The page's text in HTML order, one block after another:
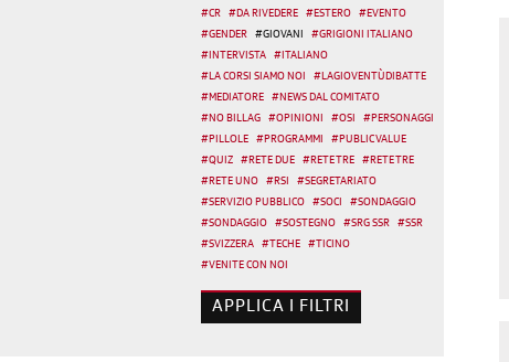
#CR #DA RIVEDERE #ESTERO #EVENTO
#GENDER #GIOVANI #GRIGIONI ITALIANO
#INTERVISTA #ITALIANO
#LA CORSI SIAMO NOI #LAGIOVENTÙDIBATTE
#MEDIATORE #NEWS DAL COMITATO
#NO BILLAG #OPINIONI #OSI #PERSONAGGI
#PILLOLE #PROGRAMMI #PUBLIC VALUE
#QUIZ #RETE DUE #RETE TRE #RETE TRE
#RETE UNO #RSI #SEGRETARIATO
#SERVIZIO PUBBLICO #SOCI #SONDAGGIO
#SONDAGGIO #SOSTEGNO #SRG SSR #SSR
#SVIZZERA # TECHE # TICINO
#VENITE CON NOI